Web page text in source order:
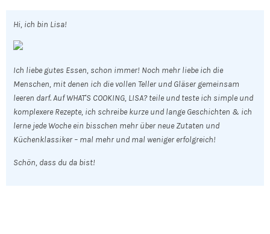
Hi, ich bin Lisa!
Ich liebe gutes Essen, schon immer! Noch mehr liebe ich die
Menschen, mit denen ich die vollen Teller und Gläser gemeinsam
leeren darf. Auf WHAT'S COOKING, LISA? teile und teste ich simple und
komplexere Rezepte, ich schreibe kurze und lange Geschichten & ich
lerne jede Woche ein bisschen mehr über neue Zutaten und
Küchenklassiker – mal mehr und mal weniger erfolgreich!
Schön, dass du da bist!